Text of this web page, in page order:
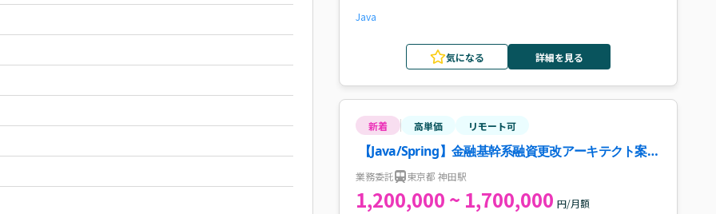
Java
気になる 詳細を見る
新着 高単価 リモート可
【Java/Spring】金融基幹系融資更改アーキテクト案
件・求人
業務委託 東京都 神田駅
1,200,000 ~ 1,700,000 円/月額